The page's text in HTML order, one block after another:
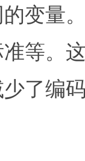
变量
等。
了编